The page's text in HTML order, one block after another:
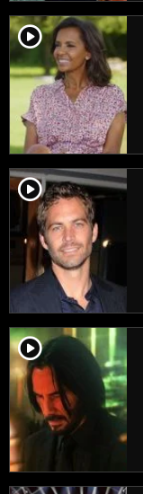
player2
player2
player2